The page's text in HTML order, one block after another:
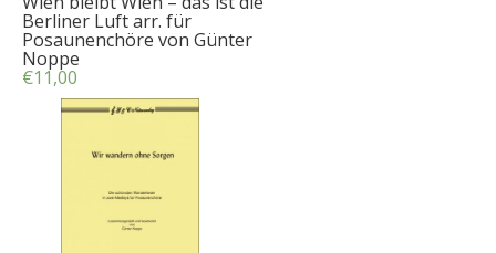
Berliner Luft arr. für
Posaunenchöre von Günter
Noppe
€11,00